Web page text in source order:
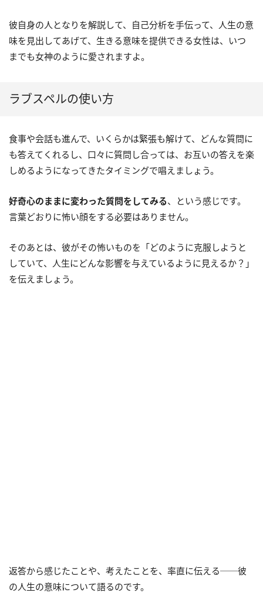
彼自身の人となりを解説して、自己分析を手伝って、人生の意
味を見出してあげて、生きる意味を提供できる女性は、いつ
までも女神のように愛されますよ。
ラブスペルの使い方
食事や会話も進んで、いくらかは緊張も解けて、どんな質問に
も答えてくれるし、口々に質問し合っては、お互いの答えを楽
しめるようになってきたタイミングで唱えましょう。
好奇心のままに変わった質問をしてみる、という感じです。
言葉どおりに怖い顔をする必要はありません。
そのあとは、彼がその怖いものを「どのように克服しようと
していて、人生にどんな影響を与えているように見えるか？」
を伝えましょう。
返答から感じたことや、考えたことを、率直に伝える──彼
の人生の意味について語るのです。